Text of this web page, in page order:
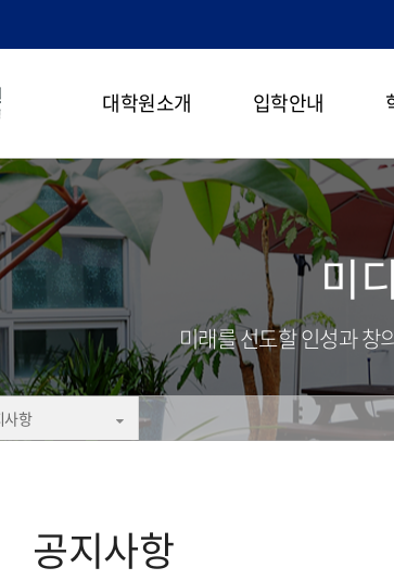
대학원소개 입학안내
미
미래를 선도할 인성과 창
사항
공지사항